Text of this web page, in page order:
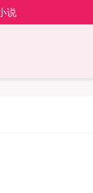
说